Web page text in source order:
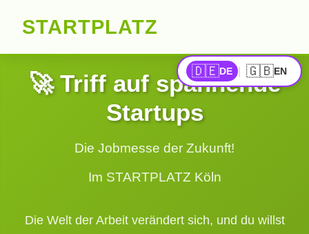
STARTPLATZ
🚀 Triff auf spannende
Startups
Die Jobmesse der Zukunft!
Im STARTPLATZ Köln
Die Welt der Arbeit verändert sich, und du willst
🇩🇪DE 🇬🇧EN